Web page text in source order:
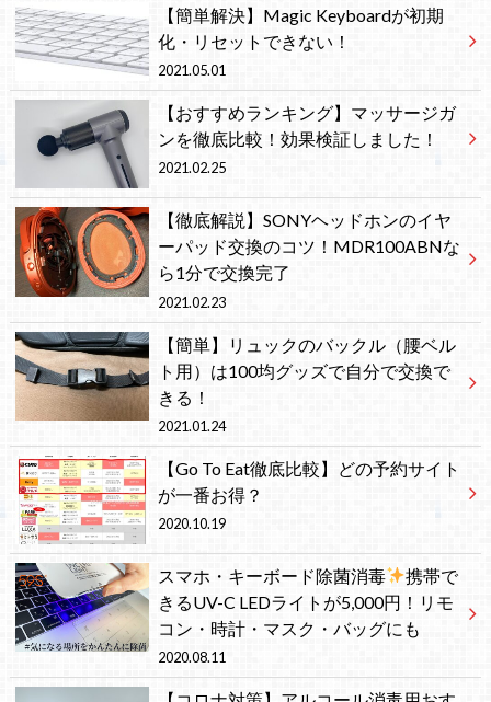
【簡単解決】Magic Keyboardが初期
化・リセットできない！
2021.05.01
【おすすめランキング】マッサージガ
ンを徹底比較！効果検証しました！
2021.02.25
【徹底解説】SONYヘッドホンのイヤ
ーパッド交換のコツ！MDR100ABNな
ら1分で交換完了
2021.02.23
【簡単】リュックのバックル（腰ベル
ト用）は100均グッズで自分で交換で
きる！
2021.01.24
【Go To Eat徹底比較】どの予約サイト
が一番お得？
2020.10.19
スマホ・キーボード除菌消毒
携帯で
きるUV-C LEDライトが5,000円！リモ
コン・時計・マスク・バッグにも
2020.08.11